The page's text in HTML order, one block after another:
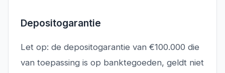
Depositogarantie
Let op: de depositogarantie van €100.000 die
van toepassing is op banktegoeden, geldt niet